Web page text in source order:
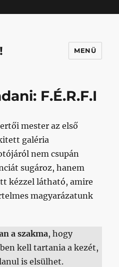
MENÜ
F.É.R.F.I
mester az első
galéria
nem csupán
sugároz, hanem
kézzel látható, amire
magyarázatunk
a szakma, hogy
kell tartania a kezét,
is elsülhet.